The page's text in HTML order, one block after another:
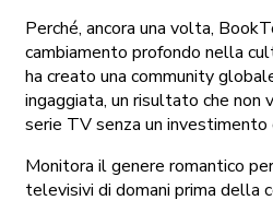
Perché, ancora una volta,
cambiamento profondo nella
ha creato una community
ingaggiata, un risultato che non
serie TV senza un
Monitora il genere romantico
televisivi di domani prima della